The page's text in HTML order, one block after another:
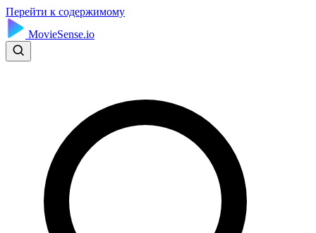
Перейти к содержимому
MovieSense.io